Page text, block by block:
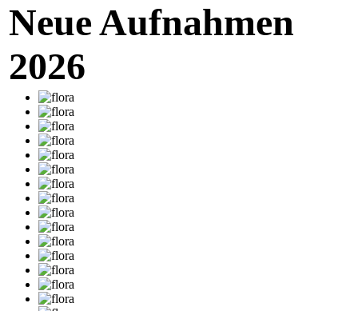
Neue Aufnahmen
2026